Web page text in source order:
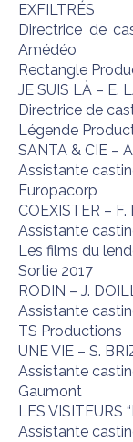
EXFILTRÉS
Directrice de
Amédéo
Rectangle
JE SUIS LÀ – E.
Directrice de
Légende
SANTA & CIE –
Assistante
Europacorp
COEXISTER – F.
Assistante
Les films du
Sortie 2017
RODIN – J.
Assistante
TS Productions
UNE VIE – S.
Assistante
Gaumont
LES VISITEURS
Assistante